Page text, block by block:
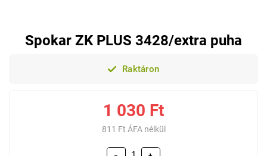
Spokar ZK PLUS 3428/extra puha
Raktáron
1 030 Ft
811 Ft ÁFA nélkül